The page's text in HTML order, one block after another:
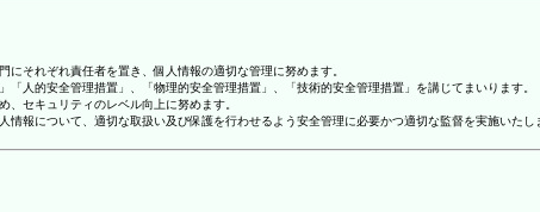
それぞれ責任者を置き、個人情報の適切な管理に努めます。
人的安全管理措置」、「物理的安全管理措置」、「技術的安全管理措置」を講じてまいります。
セキュリティのレベル向上に努めます。
報について、適切な取扱い及び保護を行わせるよう安全管理に必要かつ適切な監督を実施いたし